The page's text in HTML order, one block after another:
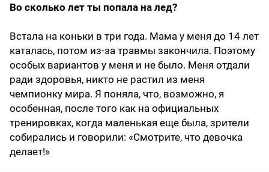
Во сколько лет ты попала на лед?
Встала на коньки в три года. Мама у меня до 14 лет
каталась, потом из-за травмы закончила. Поэтому
особых вариантов у меня и не было. Меня отдали
ради здоровья, никто не растил из меня
чемпионку мира. Я поняла, что, возможно, я
особенная, после того как на официальных
тренировках, когда маленькая еще была, зрители
собирались и говорили: «Смотрите, что девочка
делает!»